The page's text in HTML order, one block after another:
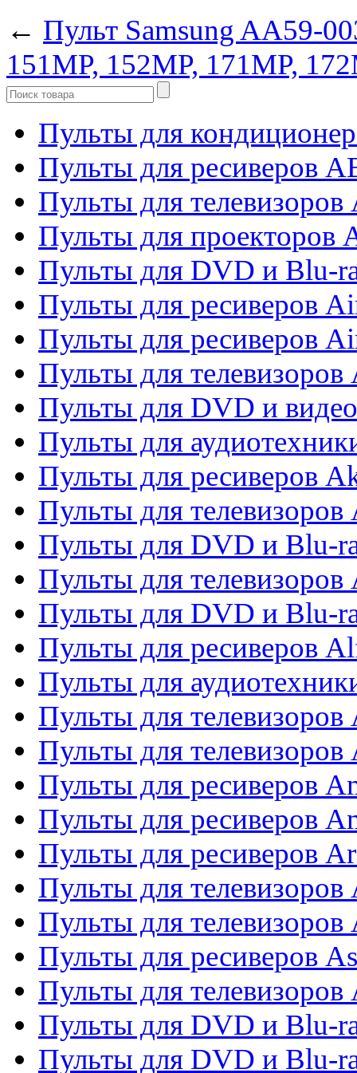
← Пульт Samsung AA59-
151MP, 152MP, 171MP,
Пульты для
Пульты для ресиверов
Пульты для телевизоров
Пульты для проекторов
Пульты для DVD и Blu-
Пульты для ресиверов
Пульты для ресиверов
Пульты для телевизоров
Пульты для DVD и
Пульты для
Пульты для ресиверов
Пульты для телевизоров
Пульты для DVD и Blu-
Пульты для
Пульты для DVD и Blu-
Пульты для ресиверов
Пульты для
Пульты для
Пульты для
Пульты для ресиверов
Пульты для ресиверов
Пульты для ресиверов
Пульты для
Пульты для телевизоров
Пульты для ресиверов
Пульты для телевизоров
Пульты для DVD и Blu-
Пульты для DVD и Blu-